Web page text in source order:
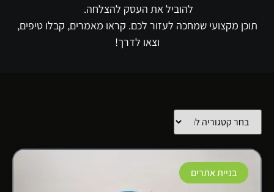
להוביל את העסק להצלחה.
תוכן מקצועי שמחכה לעזור לכם. קראו מאמרים, קבלו טיפים,
וצאו לדרך!
בניית אתרים